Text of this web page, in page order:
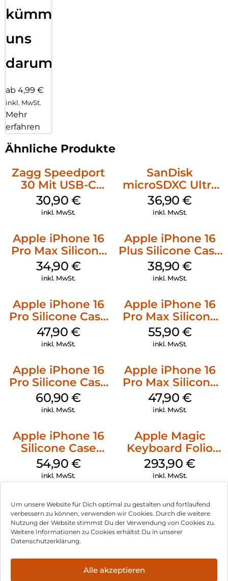
Um unsere Website für Dich optimal zu gestalten und fortlaufend
verbessern zu können, verwenden wir Cookies. Durch die weitere
Nutzung der Website stimmst Du der Verwendung von Cookies zu.
Weitere Informationen zu Cookies erhältst Du in unserer
Datenschutzerklärung.
Alle akzeptieren
kümmern
uns
darum!
ab 4,99 €
inkl. MwSt.
Mehr
erfahren
Ähnliche Produkte
Zagg Speedport
30 Mit USB-C
Kabel Weiß
30,90 €
inkl. MwSt.
SanDisk
microSDXC Ultra
128 GB + Adapter
Mobile
36,90€
inkl. MwSt.
Apple iPhone 16
Pro Max Silicone
Case MagSafe
Denim
34,90 €
inkl. MwSt.
Apple iPhone 16
Plus Silicone Case
MagSafe Denim
38,90€
inkl. MwSt.
Apple iPhone 16
Pro Silicone Case
MagSafe Denim
47,90 €
inkl. MwSt.
Apple iPhone 16
Pro Max Silicone
Case MagSafe
Stone Gray
55,90 €
inkl. MwSt.
Apple iPhone 16
Pro Silicone Case
MagSafe Stone
Gray
60,90€
inkl. MwSt.
Apple iPhone 16
Pro Max Silicone
Case MagSafe
Black
47,90 €
inkl. MwSt.
Apple iPhone 16
Silicone Case
MagSafe Lake
Green
54,90 €
inkl. MwSt.
Apple Magic
Keyboard Folio
iPad 10.9″ (10.Gen.)
Weiß
293,90€
inkl. MwSt.
Impressum